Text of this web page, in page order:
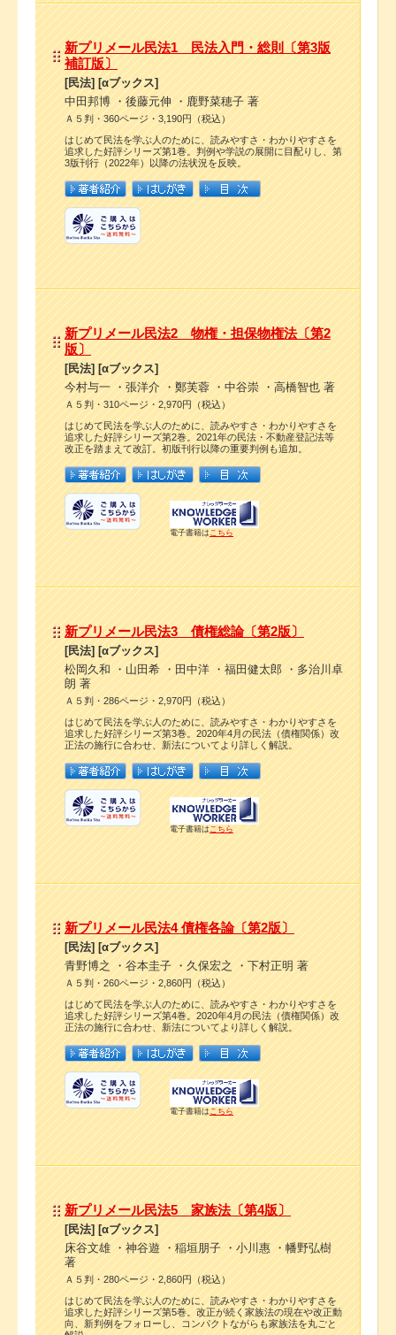
新プリメール民法1 民法入門・総則〔第3版
補訂版〕
[民法] [αブックス]
中田邦博 ・後藤元伸 ・鹿野菜穂子 著
Ａ５判・360ページ・3,190円（税込）
はじめて民法を学ぶ人のために、読みやすさ・わかりやすさを
追求した好評シリーズ第1巻。判例や学説の展開に目配りし、第
3版刊行（2022年）以降の法状況を反映。
新プリメール民法2 物権・担保物権法〔第2
版〕
[民法] [αブックス]
今村与一 ・張洋介 ・鄭芙蓉 ・中谷崇 ・高橋智也 著
Ａ５判・310ページ・2,970円（税込）
はじめて民法を学ぶ人のために、読みやすさ・わかりやすさを
追求した好評シリーズ第2巻。2021年の民法・不動産登記法等
改正を踏まえて改訂。初版刊行以降の重要判例も追加。
電子書籍はこちら
新プリメール民法3 債権総論〔第2版〕
[民法] [αブックス]
松岡久和 ・山田希 ・田中洋 ・福田健太郎 ・多治川卓
朗 著
Ａ５判・286ページ・2,970円（税込）
はじめて民法を学ぶ人のために、読みやすさ・わかりやすさを
追求した好評シリーズ第3巻。2020年4月の民法（債権関係）改
正法の施行に合わせ、新法についてより詳しく解説。
電子書籍はこちら
新プリメール民法4 債権各論〔第2版〕
[民法] [αブックス]
青野博之 ・谷本圭子 ・久保宏之 ・下村正明 著
Ａ５判・260ページ・2,860円（税込）
はじめて民法を学ぶ人のために、読みやすさ・わかりやすさを
追求した好評シリーズ第4巻。2020年4月の民法（債権関係）改
正法の施行に合わせ、新法についてより詳しく解説。
電子書籍はこちら
新プリメール民法5 家族法〔第4版〕
[民法] [αブックス]
床谷文雄 ・神谷遊 ・稲垣朋子 ・小川惠 ・幡野弘樹
著
Ａ５判・280ページ・2,860円（税込）
はじめて民法を学ぶ人のために、読みやすさ・わかりやすさを
追求した好評シリーズ第5巻。改正が続く家族法の現在や改正動
向、新判例をフォローし、コンパクトながらも家族法を丸ごと